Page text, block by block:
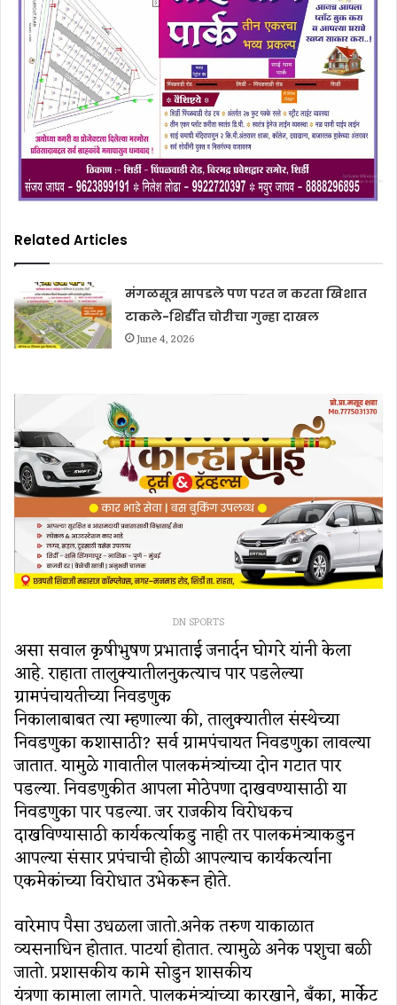
Related Articles
मंगळसूत्र सापडले पण परत न करता खिशात
टाकले-शिर्डीत चोरीचा गुन्हा दाखल
June 4, 2026
DN SPORTS
असा सवाल कृषीभुषण प्रभाताई जनार्दन घोगरे यांनी केला
आहे. राहाता तालुक्यातीलनुकत्याच पार पडलेल्या
ग्रामपंचायतीच्या निवडणुक
निकालाबाबत त्या म्हणाल्या की, तालुक्यातील संस्थेच्या
निवडणुका कशासाठी? सर्व ग्रामपंचायत निवडणुका लावल्या
जातात. यामुळे गावातील पालकमंत्र्यांच्या दोन गटात पार
पडल्या. निवडणुकीत आपला मोठेपणा दाखवण्यासाठी या
निवडणुका पार पडल्या. जर राजकीय विरोधकच
दाखविण्यासाठी कार्यकर्त्याकडु नाही तर पालकमंत्र्याकडुन
आपल्या संसार प्रपंचाची होळी आपल्याच कार्यकर्त्याना
एकमेकांच्या विरोधात उभेकरून होते.
वारेमाप पैसा उधळला जातो.अनेक तरुण याकाळात
व्यसनाधिन होतात. पाटर्या होतात. त्यामुळे अनेक पशुचा बळी
जातो. प्रशासकीय कामे सोडुन शासकीय
यंत्रणा कामाला लागते. पालकमंत्र्यांच्या कारखाने, बँका, मार्केट